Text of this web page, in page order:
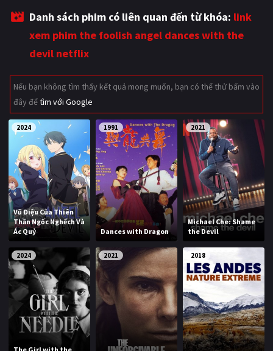
Viễn tưởng Khoa học - Tài liệu
Hoạt hình
Tình cảm - Lãng mạn Kỳ ảo
Giật gân
Bí ẩn Lịch sử
Viễn Tây Tiểu sử
GameShow DramaTV
QUỐC GIA
Âu - Mỹ Trung Quốc - Hồng Kông
Hàn Quốc Nhật Bản
Ấn Độ Việt Nam
Tổng hợp
CẬP NHẬT
Danh sách phim có liên quan đến từ khóa: link
xem phim the foolish angel dances with the
devil netflix
Nếu bạn không tìm thấy kết quả mong muốn, bạn có thể thử bấm vào
đây đểtìm với Google
2024
Vũ Điệu Của Thiên
Thần Ngốc Nghếch Và
Ác Quỷ
1991
Dances with Dragon
2021
Michael Che: Shame
the Devil
2024 2021 2018